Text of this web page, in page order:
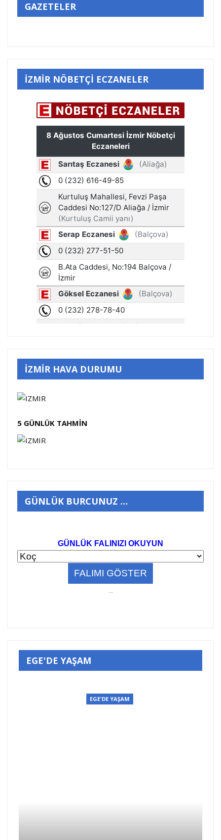
GAZETELER
İZMİR NÖBETÇİ ECZANELER
İZMİR HAVA DURUMU
5 GÜNLÜK TAHMİN
GÜNLÜK BURCUNUZ …
GÜNLÜK FALINIZI OKUYUN
EGE'DE YAŞAM
EGE'DE YAŞAM